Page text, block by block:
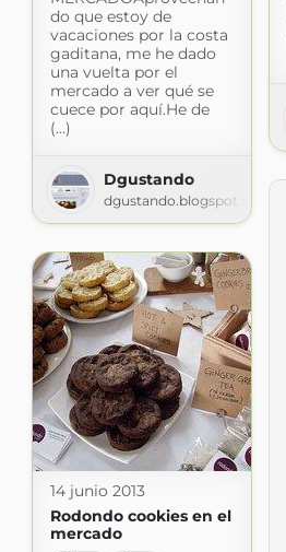
do que estoy de
vacaciones por la costa
gaditana, me he dado
una vuelta por el
mercado a ver qué se
cuece por aquí.He de
(...)
Dgustando
dgustando.blogspot.com
14 junio 2013
Rodondo cookies en el
mercado